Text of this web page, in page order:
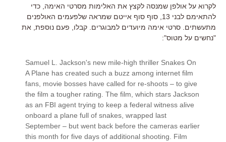
לקרוא על אולפן שמנסה לקצץ את האלימות מסרטי האימה, כדי
להתאימם לבני 13, סוף סוף אייטם שמראה שלפעמים האולפנים
מתעשתים. סרטי אימה מיועדים למבוגרים. קבלו, פעם נוספת, את
"נחשים על מטוס":
Samuel L. Jackson's new mile-high thriller Snakes On
A Plane has created such a buzz among internet film
fans, movie bosses have called for re-shoots – to give
the film a tougher rating. The film, which stars Jackson
as an FBI agent trying to keep a federal witness alive
onboard a plane full of snakes, wrapped last
September – but went back before the cameras earlier
this month for five days of additional shooting. Film